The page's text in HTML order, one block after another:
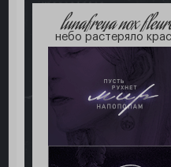
lunafreya nox
небо растеряло